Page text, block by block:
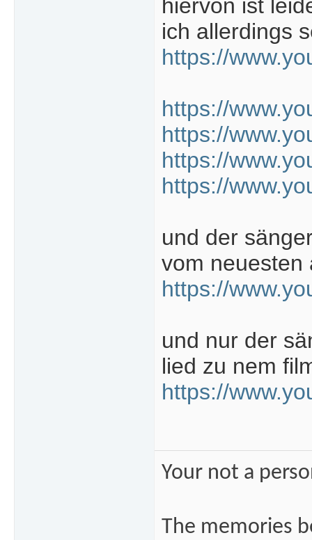
hiervon ist
ich allerdings
https://
https://
https://
https://
https://
und der
vom neuesten
https://
und nur der
lied zu nem
https://
Your not a
The memories